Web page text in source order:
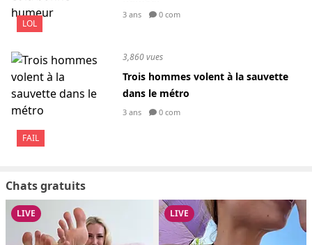
LOL
3 ans 0 com
FAIL
3,860 vues
Trois hommes volent à la sauvette
dans le métro
3 ans 0 com
Chats gratuits